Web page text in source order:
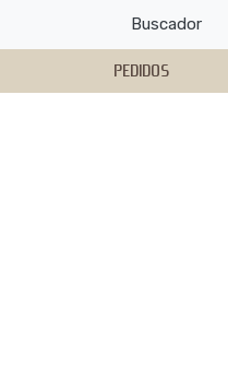
Buscador
PEDIDOS